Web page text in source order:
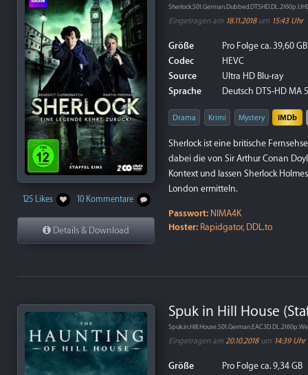
125 Likes 10 Kommentare
Details & Download
Eingetragen am 18.11.2018um 15:43 Uhr
Größe
Pro Folge ca. 39,60 GB
Codec
HEVC
Source
Ultra HD Blu-ray
Sprache
Deutsch DTS-HD MA
Drama Krimi Mystery IMDb
Sherlock ist eine britische
dabei die von Sir Arthur Conan
Kontext und lassen Sherlock
London ermitteln.
Passwort: NIMA4K
Hoster: Rapidgator, DDL.to
Spuk in Hill House
Eingetragen am 20.10.2018um 14:39 Uhr
Größe
Pro Folge ca. 9,34 GB